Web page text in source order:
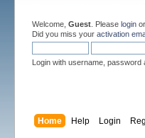
Welcome, Guest. Please loginor
Did you miss your activation
Login with username, password
Home Help Login